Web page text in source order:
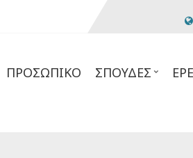
ΠΡΟΣΩΠΙΚΌ ΣΠΟΥΔΈΣ